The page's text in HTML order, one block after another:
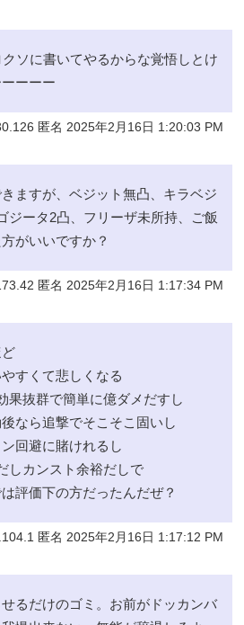
ソに書いてやるからな覚悟しとけ
ーーー
匿名 2025年2月16日 1:20:03 PM
ますが、ベジット無凸、キラベジ
ジータ2凸、フリーザ未所持、ご飯
がいいですか？
匿名 2025年2月16日 1:17:34 PM
すくて悲しくなる
果抜群で簡単に億ダメだすし
なら追撃でそこそこ固いし
回避に賭けれるし
しカンスト余裕だしで
評価下の方だったんだぜ？
匿名 2025年2月16日 1:17:12 PM
るだけのゴミ。お前がドッカンバ